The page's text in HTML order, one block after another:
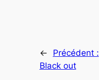
←
Précédent :
Black out